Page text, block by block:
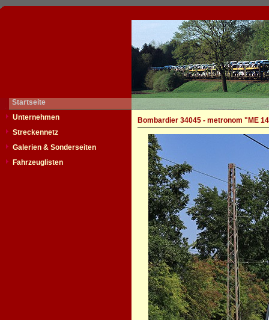
Startseite
Unternehmen
Streckennetz
Galerien & Sonderseiten
Fahrzeuglisten
Bombardier 34045 - metronom "ME